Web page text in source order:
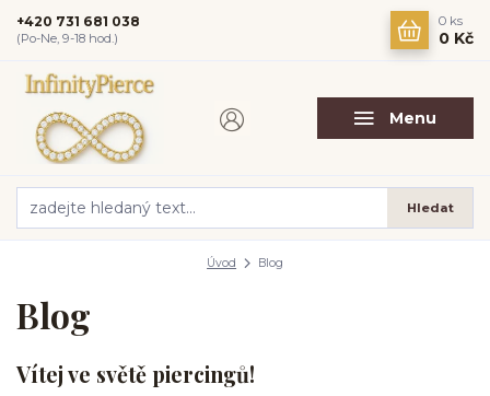
Menu
Hledat
+420 731 681 038
(Po-Ne, 9-18 hod.)
0 ks
0 Kč
Úvod Blog
Blog
Vítej ve světě piercingů!